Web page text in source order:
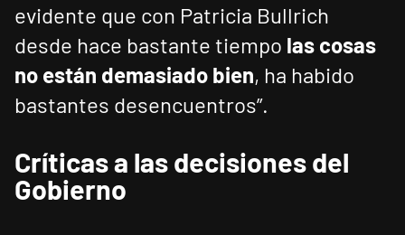
evidente que con Patricia Bullrich
desde hace bastante tiempo las cosas
no están demasiado bien, ha habido
bastantes desencuentros”.
Críticas a las decisiones del
Gobierno